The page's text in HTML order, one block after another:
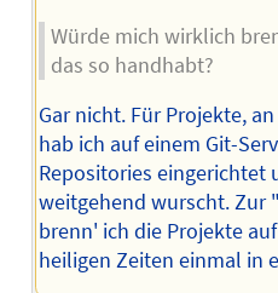
Würde mich wirklich
das so handhabt?
Gar nicht. Für Projekte,
hab ich auf einem Git-
Repositories eingerichtet
weitgehend wurscht. Zur
brenn' ich die Projekte
heiligen Zeiten einmal in